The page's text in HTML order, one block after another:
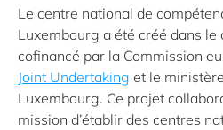
Le centre national de
Luxembourg a été créé dans le
cofinancé par la Commission
Joint Undertaking et le
Luxembourg. Ce projet
mission d’établir des centres